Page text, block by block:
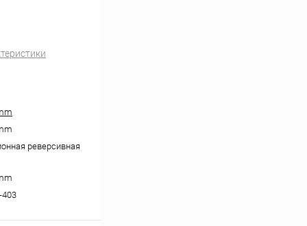
реверсивная
403